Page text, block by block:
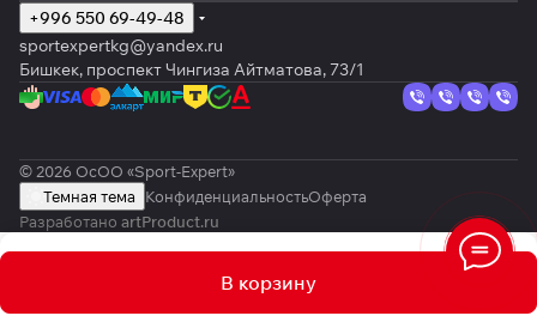
В корзину
+996 550 69-49-48
sportexpertkg@yandex.ru
Бишкек, проспект Чингиза Айтматова, 73/1
© 2026 ОсОО «Sport-Expert»
Темная тема
КонфиденциальностьОферта
Разработано artProduct.ru